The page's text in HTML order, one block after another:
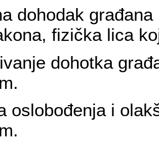
dohodak
fizička lica
dohotka
oslobođenja i